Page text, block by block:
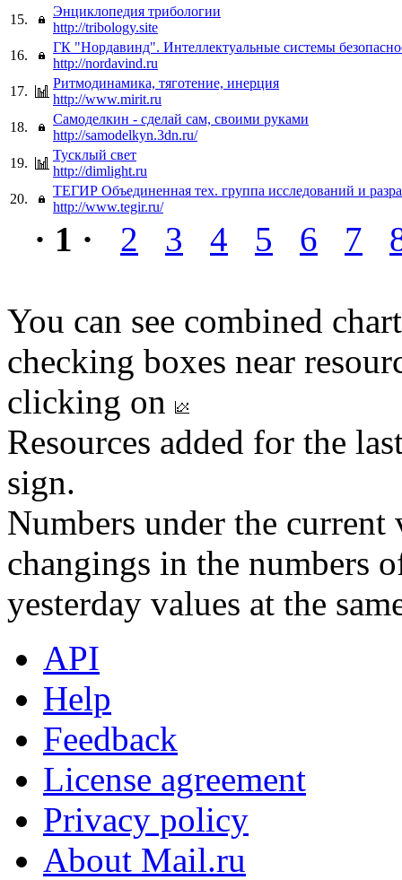
15.
Энциклопедия трибологии
http://tribology.site
16.
ГК "Нордавинд". Интеллектуальные системы
http://nordavind.ru
17.
Ритмодинамика, тяготение, инерция
http://www.mirit.ru
18.
Самоделкин - сделай сам, своими руками
http://samodelkyn.3dn.ru/
19.
Тусклый свет
http://dimlight.ru
20.
ТЕГИР Объединенная тех. группа исследований и
http://www.tegir.ru/
· 1 · 2 3 4 5 6 7
You can see combined
checking boxes near
clicking on
Resources added for the
sign.
Numbers under the
changings in the numbers
yesterday values at the
API
Help
Feedback
License agreement
Privacy policy
About Mail.ru